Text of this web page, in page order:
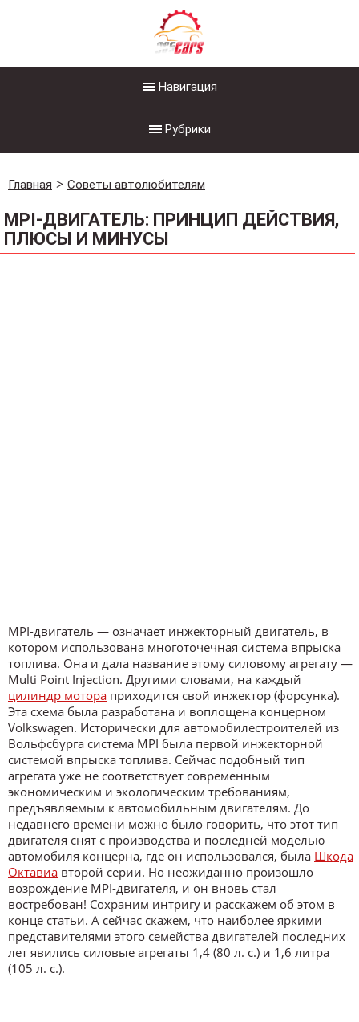
Навигация
Рубрики
Главная Советы автолюбителям
MPI-ДВИГАТЕЛЬ: ПРИНЦИП ДЕЙСТВИЯ,
ПЛЮСЫ И МИНУСЫ
MPI-двигатель — означает инжекторный двигатель, в
котором использована многоточечная система впрыска
топлива. Она и дала название этому силовому агрегату —
Multi Point Injection. Другими словами, на каждый
цилиндр мотора приходится свой инжектор (форсунка).
Эта схема была разработана и воплощена концерном
Volkswagen. Исторически для автомобилестроителей из
Вольфсбурга система MPI была первой инжекторной
системой впрыска топлива. Сейчас подобный тип
агрегата уже не соответствует современным
экономическим и экологическим требованиям,
предъявляемым к автомобильным двигателям. До
недавнего времени можно было говорить, что этот тип
двигателя снят с производства и последней моделью
автомобиля концерна, где он использовался, была Шкода
Октавиа второй серии. Но неожиданно произошло
возрождение MPI-двигателя, и он вновь стал
востребован! Сохраним интригу и расскажем об этом в
конце статьи. А сейчас скажем, что наиболее яркими
представителями этого семейства двигателей последних
лет явились силовые агрегаты 1,4 (80 л. с.) и 1,6 литра
(105 л. с.).